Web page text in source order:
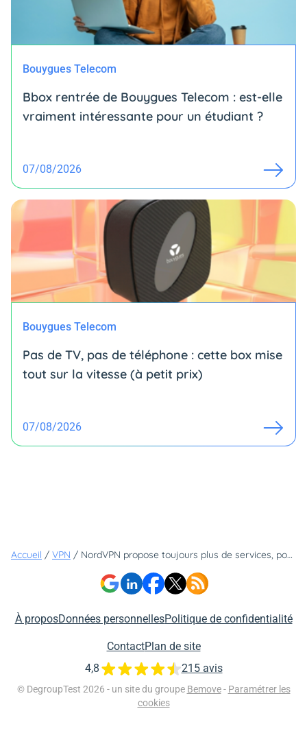
Bouygues Telecom
Bbox rentrée de Bouygues Telecom : est-elle
vraiment intéressante pour un étudiant ?
07/08/2026
Bouygues Telecom
Pas de TV, pas de téléphone : cette box mise
tout sur la vitesse (à petit prix)
07/08/2026
Accueil / VPN / NordVPN propose toujours plus de services, pourtant, son tarif reste sous les 4€/mois !
À proposDonnées personnellesPolitique de confidentialité
ContactPlan de site
© DegroupTest 2026 - un site du groupe Bemove - Paramétrer les
cookies
4,8 215 avis